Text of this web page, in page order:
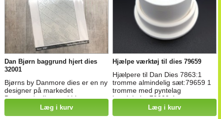
Dan Bjørn baggrund hjert dies
32001
Bjørns by Danmore dies er en ny
designer på markedet
Baggrunds dies med hjerte og
stitch mønster måler 10 x 21 cm
Læg i kurv
Hjælpe værktøj til dies 79659
Hjælpere til Dan Dies 7863:1
tromme almindelig sæt:79659 1
tromme med pyntelag
bundplade: 79660 4 trommer
almindelig sæt:79661 4 trommer
med pyntelag bundplade:79662
Læg i kurv